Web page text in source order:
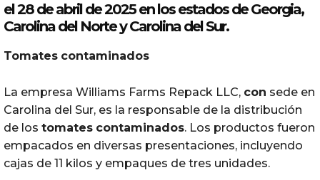
el 28 de abril de 2025 en los estados de Georgia,
Carolina del Norte y Carolina del Sur.
Tomates contaminados
La empresa Williams Farms Repack LLC, con sede en
Carolina del Sur, es la responsable de la distribución
de los tomates contaminados. Los productos fueron
empacados en diversas presentaciones, incluyendo
cajas de 11 kilos y empaques de tres unidades.